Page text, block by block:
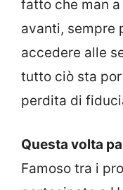
fatto che man
avanti, sempre
accedere alle
tutto ciò sta
perdita di
Questa volta
Famoso tra i